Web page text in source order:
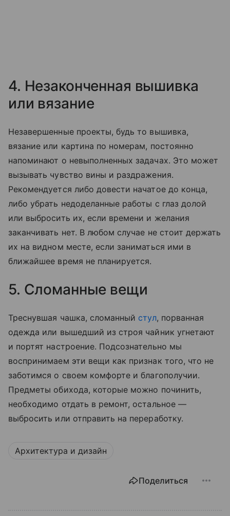
4. Незаконченная вышивка
или вязание
Незавершенные проекты, будь то вышивка,
вязание или картина по номерам, постоянно
напоминают о невыполненных задачах. Это может
вызывать чувство вины и раздражения.
Рекомендуется либо довести начатое до конца,
либо убрать недоделанные работы с глаз долой
или выбросить их, если времени и желания
заканчивать нет. В любом случае не стоит держать
их на видном месте, если заниматься ими в
ближайшее время не планируется.
5. Сломанные вещи
Треснувшая чашка, сломанный стул, порванная
одежда или вышедший из строя чайник угнетают
и портят настроение. Подсознательно мы
воспринимаем эти вещи как признак того, что не
заботимся о своем комфорте и благополучии.
Предметы обихода, которые можно починить,
необходимо отдать в ремонт, остальное —
выбросить или отправить на переработку.
Архитектура и дизайн
Поделиться